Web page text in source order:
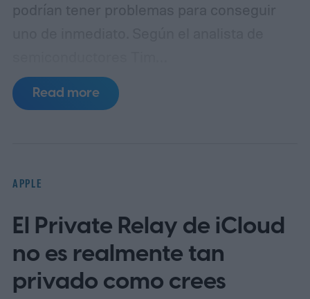
podrían tener problemas para conseguir
Culpan (vía 9to5Mac), la escasez de DRAM
está frenando la producción y podría dejar
Read more
APPLE
El Private Relay de iCloud
no es realmente tan
privado como crees